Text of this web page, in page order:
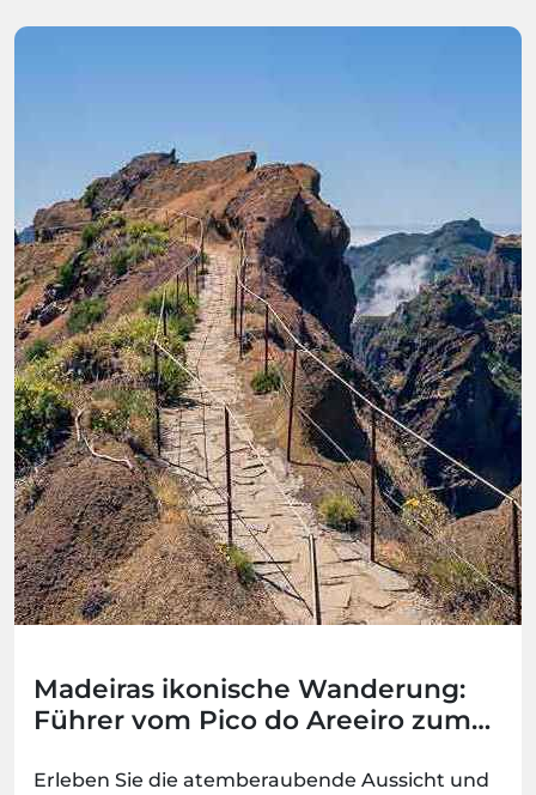
Madeiras ikonische Wanderung:
Führer vom Pico do Areeiro zum
Erleben Sie die atemberaubende Aussicht und